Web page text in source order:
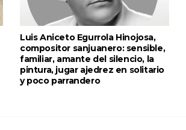
Luis Aniceto Egurrola Hinojosa,
compositor sanjuanero: sensible,
familiar, amante del silencio, la
pintura, jugar ajedrez en solitario
y poco parrandero